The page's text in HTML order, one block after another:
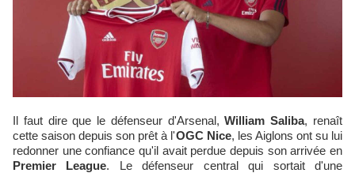
Il faut dire que le défenseur d'Arsenal,William Saliba, renaît
cette saison depuis son prêt à l'OGC Nice, les Aiglons ont su lui
redonner une confiance qu'il avait perdue depuis son arrivée en
Premier League. Le défenseur central qui sortait d'une